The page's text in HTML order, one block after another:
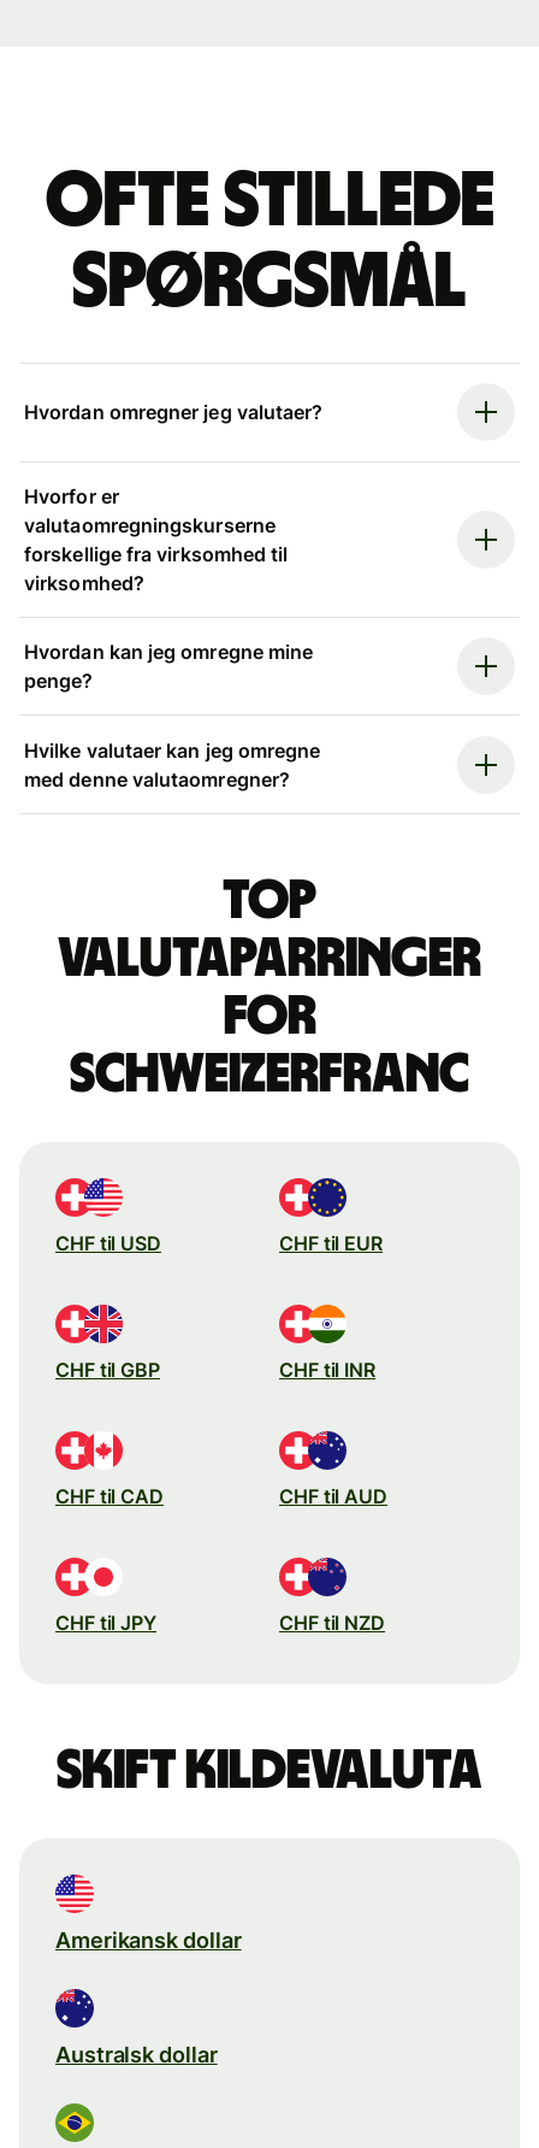
Ofte stillede
spørgsmål
Hvordan omregner jeg valutaer?
Hvorfor er
valutaomregningskurserne
forskellige fra virksomhed til
virksomhed?
Hvordan kan jeg omregne mine
penge?
Hvilke valutaer kan jeg omregne
med denne valutaomregner?
Top
valutaparringer
for
schweizerfranc
CHF til USD CHF til EUR
CHF til GBP CHF til INR
CHF til CAD CHF til AUD
CHF til JPY CHF til NZD
Skift kildevaluta
Amerikansk dollar
Australsk dollar